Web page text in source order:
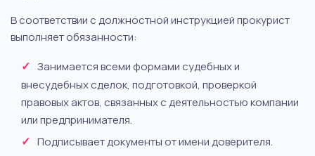
В соответствии с должностной инструкцией прокурист
выполняет обязанности:
Занимается всеми формами судебных и
внесудебных сделок, подготовкой, проверкой
правовых актов, связанных с деятельностью компании
или предпринимателя.
Подписывает документы от имени доверителя.